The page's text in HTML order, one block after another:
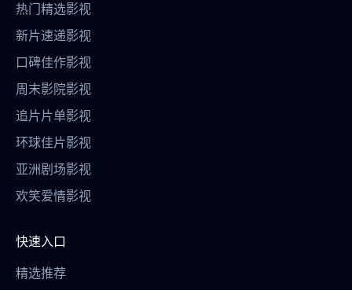
热门精选影视
新片速递影视
口碑佳作影视
周末影院影视
追片片单影视
环球佳片影视
亚洲剧场影视
欢笑爱情影视
快速入口
精选推荐